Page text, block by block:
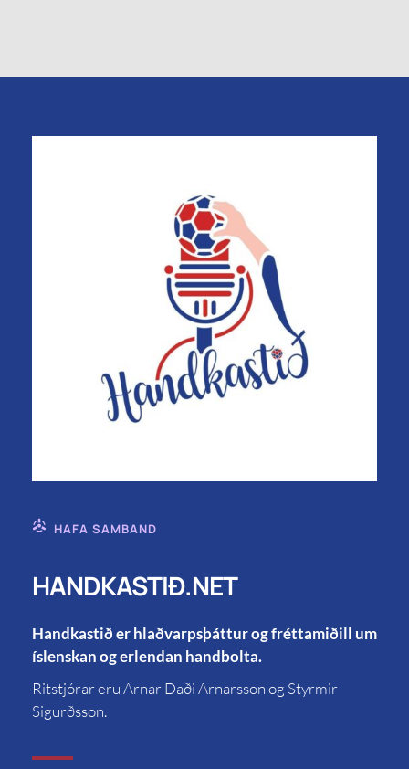
HAFA SAMBAND
HANDKASTIÐ.NET
Handkastið er hlaðvarpsþáttur og fréttamiðill um
íslenskan og erlendan handbolta.
Ritstjórar eru Arnar Daði Arnarsson og Styrmir
Sigurðsson.